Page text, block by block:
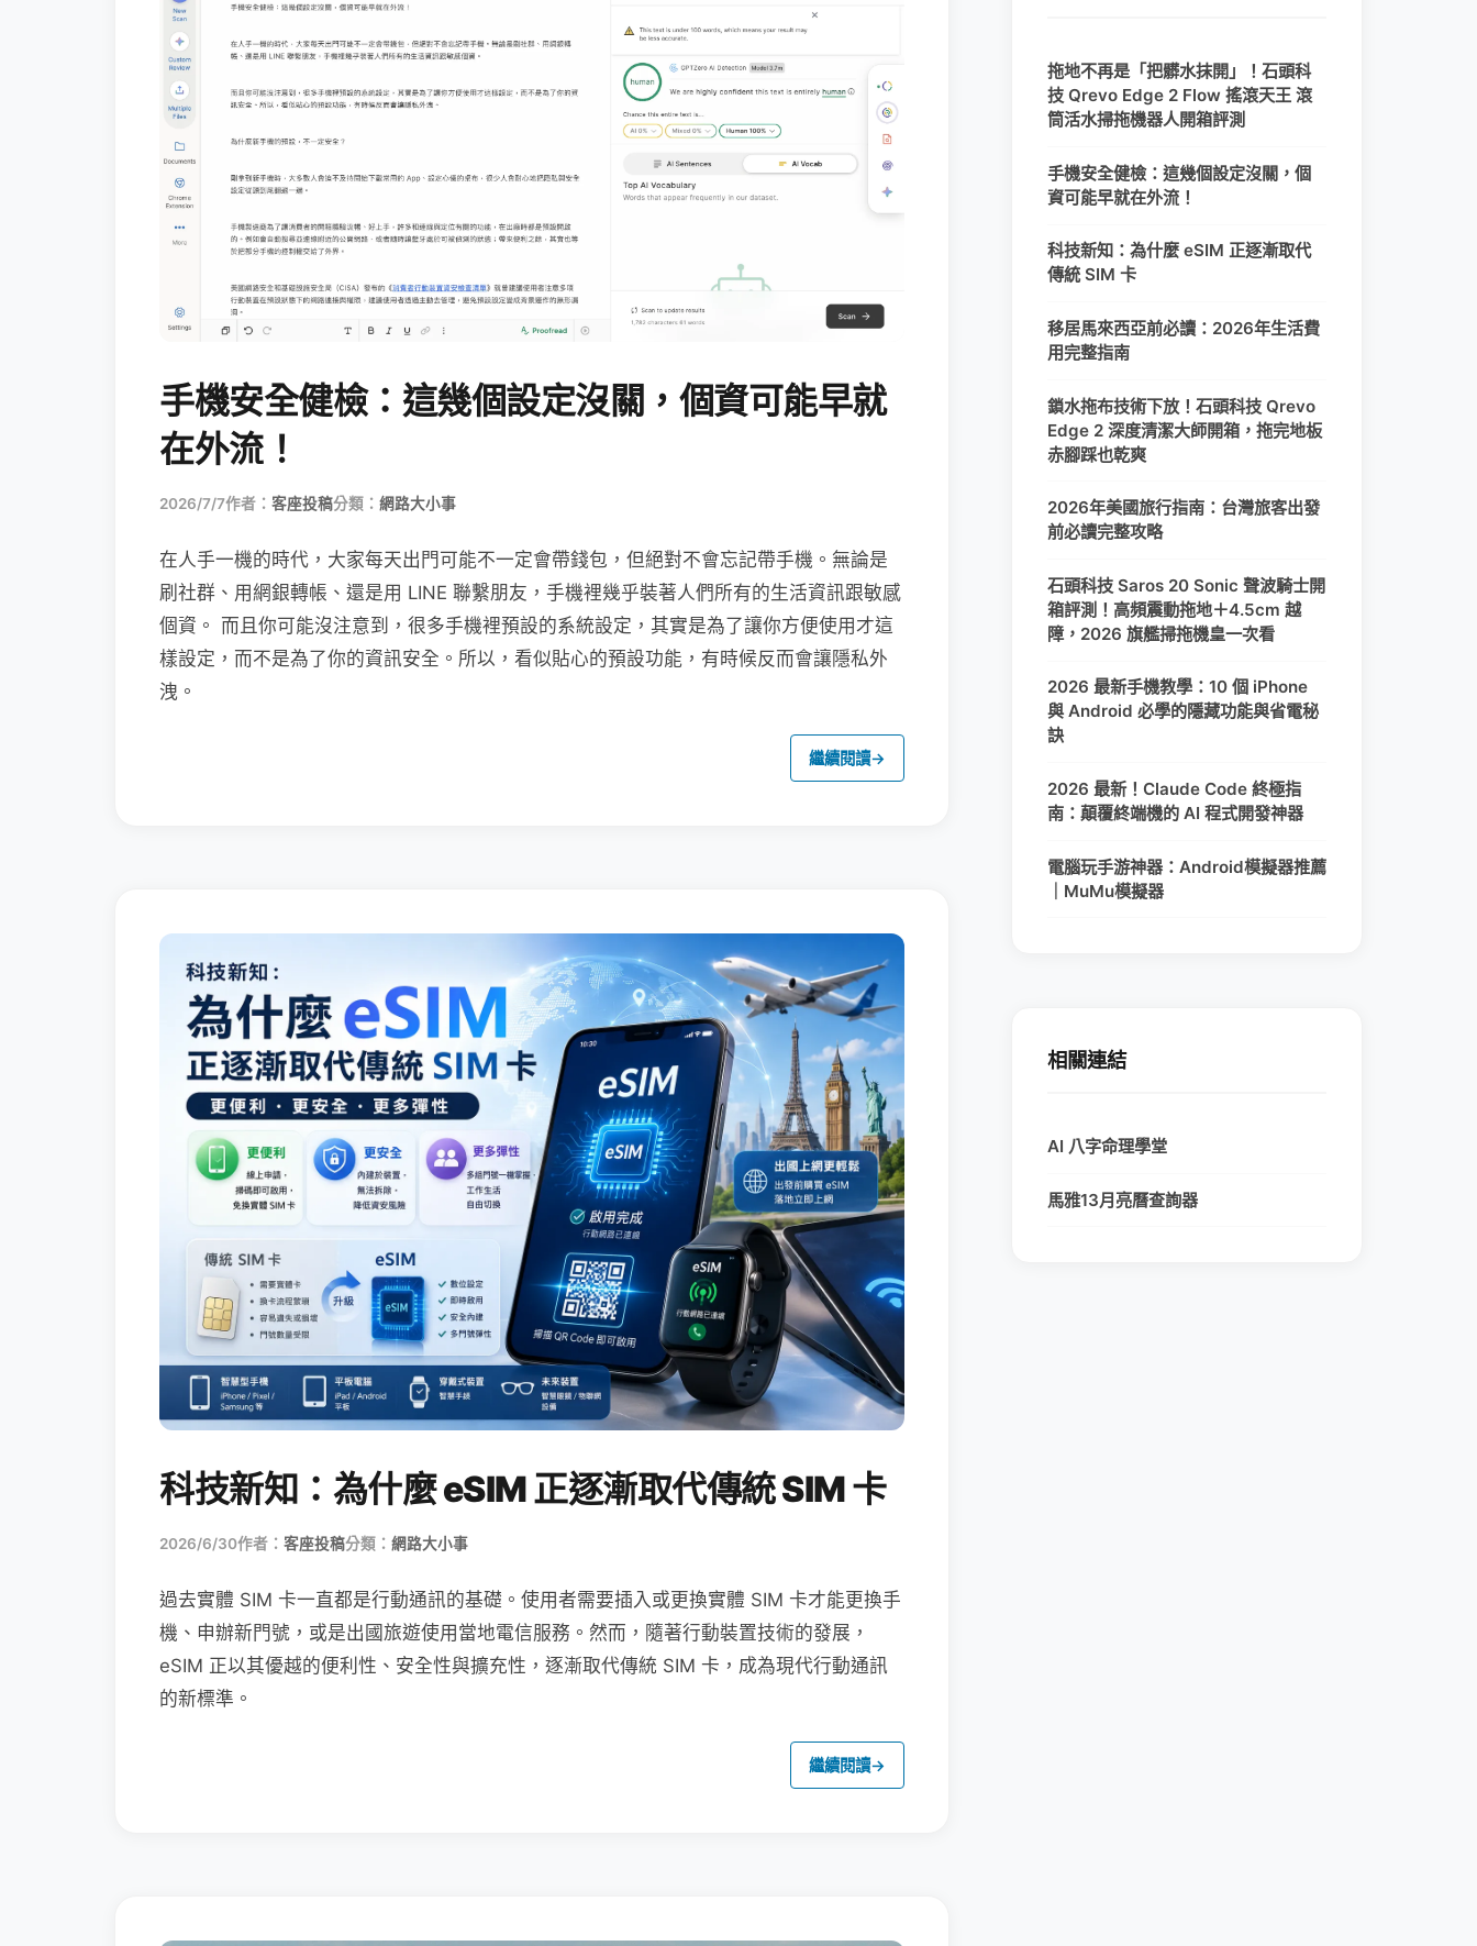
手機安全健檢：這幾個設定沒關，個資可能早就
在外流！
2026/7/7作者： 客座投稿分類： 網路大小事
在人手一機的時代，大家每天出門可能不一定會帶錢包，但絕對不會忘記帶手機。無論是
刷社群、用網銀轉帳、還是用 LINE 聯繫朋友，手機裡幾乎裝著人們所有的生活資訊跟敏感
個資。 而且你可能沒注意到，很多手機裡預設的系統設定，其實是為了讓你方便使用才這
樣設定，而不是為了你的資訊安全。所以，看似貼心的預設功能，有時候反而會讓隱私外
洩。
繼續閱讀→
科技新知：為什麼 eSIM 正逐漸取代傳統 SIM 卡
2026/6/30作者： 客座投稿分類： 網路大小事
過去實體 SIM 卡一直都是行動通訊的基礎。使用者需要插入或更換實體 SIM 卡才能更換手
機、申辦新門號，或是出國旅遊使用當地電信服務。然而，隨著行動裝置技術的發展，
eSIM 正以其優越的便利性、安全性與擴充性，逐漸取代傳統 SIM 卡，成為現代行動通訊
的新標準。
繼續閱讀→
拖地不再是「把髒水抹開」！石頭科
技 Qrevo Edge 2 Flow 搖滾天王 滾
筒活水掃拖機器人開箱評測
手機安全健檢：這幾個設定沒關，個
資可能早就在外流！
科技新知：為什麼 eSIM 正逐漸取代
傳統 SIM 卡
移居馬來西亞前必讀：2026年生活費
用完整指南
鎖水拖布技術下放！石頭科技 Qrevo
Edge 2 深度清潔大師開箱，拖完地板
赤腳踩也乾爽
2026年美國旅行指南：台灣旅客出發
前必讀完整攻略
石頭科技 Saros 20 Sonic 聲波騎士開
箱評測！高頻震動拖地＋4.5cm 越
障，2026 旗艦掃拖機皇一次看
2026 最新手機教學：10 個 iPhone
與 Android 必學的隱藏功能與省電秘
訣
2026 最新！Claude Code 終極指
南：顛覆終端機的 AI 程式開發神器
電腦玩手游神器：Android模擬器推薦
｜MuMu模擬器
相關連結
AI 八字命理學堂
馬雅13月亮曆查詢器